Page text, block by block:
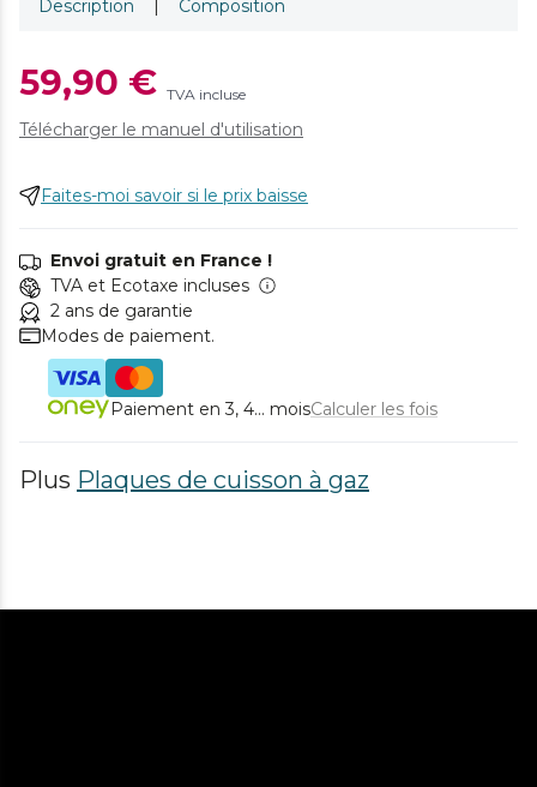
Description Composition
59,90 € TVA incluse
Télécharger le manuel d'utilisation
Faites-moi savoir si le prix baisse
Envoi gratuit en France !
TVA et Ecotaxe incluses
2 ans de garantie
Modes de paiement.
Paiement en 3, 4... moisCalculer les fois
Plus Plaques de cuisson à gaz